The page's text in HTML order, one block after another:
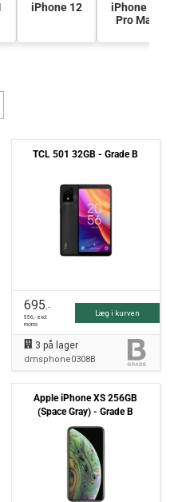
iPhone 12
iPhone 12
Pro Max
TCL 501 32GB - Grade B
695,-
556,- excl.
moms
Læg i kurven
3 på lager
dmsphone0308B
Apple iPhone XS 256GB
(Space Gray) - Grade B